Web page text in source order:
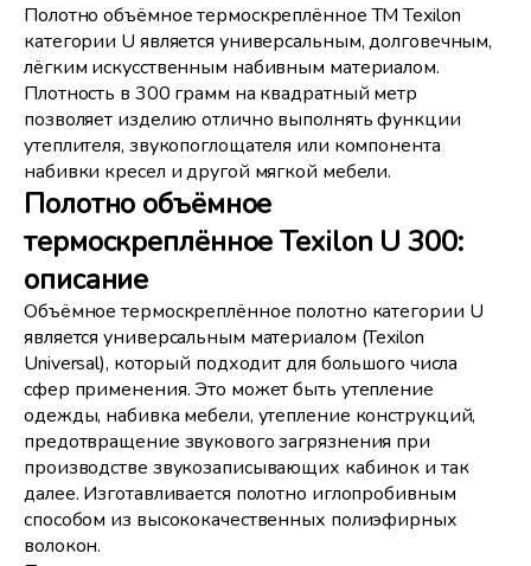
Полотно объёмное термоскреплённое ТМ Texilon
категории U является универсальным, долговечным,
лёгким искусственным набивным материалом.
Плотность в 300 грамм на квадратный метр
позволяет изделию отлично выполнять функции
утеплителя, звукопоглощателя или компонента
набивки кресел и другой мягкой мебели.
Полотно объёмное
термоскреплённое Texilon U 300:
описание
Объёмное термоскреплённое полотно категории U
является универсальным материалом (Texilon
Universal), который подходит для большого числа
сфер применения. Это может быть утепление
одежды, набивка мебели, утепление конструкций,
предотвращение звукового загрязнения при
производстве звукозаписывающих кабинок и так
далее. Изготавливается полотно иглопробивным
способом из высококачественных полиэфирных
волокон.